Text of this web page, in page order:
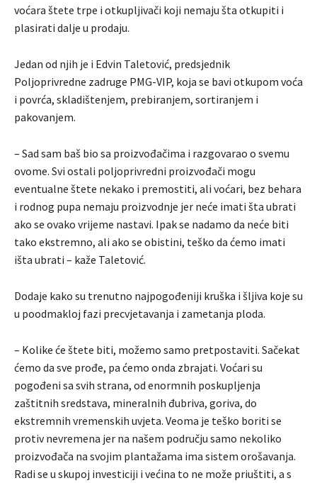
voćara štete trpe i otkupljivači koji nemaju šta otkupiti i
plasirati dalje u prodaju.
Jedan od njih je i Edvin Taletović, predsjednik
Poljoprivredne zadruge PMG-VIP, koja se bavi otkupom voća
i povrća, skladištenjem, prebiranjem, sortiranjem i
pakovanjem.
– Sad sam baš bio sa proizvođačima i razgovarao o svemu
ovome. Svi ostali poljoprivredni proizvođači mogu
eventualne štete nekako i premostiti, ali voćari, bez behara
i rodnog pupa nemaju proizvodnje jer neće imati šta ubrati
ako se ovako vrijeme nastavi. Ipak se nadamo da neće biti
tako ekstremno, ali ako se obistini, teško da ćemo imati
išta ubrati – kaže Taletović.
Dodaje kako su trenutno najpogođeniji kruška i šljiva koje su
u poodmakloj fazi precvjetavanja i zametanja ploda.
– Kolike će štete biti, možemo samo pretpostaviti. Sačekat
ćemo da sve prođe, pa ćemo onda zbrajati. Voćari su
pogođeni sa svih strana, od enormnih poskupljenja
zaštitnih sredstava, mineralnih đubriva, goriva, do
ekstremnih vremenskih uvjeta. Veoma je teško boriti se
protiv nevremena jer na našem području samo nekoliko
proizvođača na svojim plantažama ima sistem orošavanja.
Radi se u skupoj investiciji i većina to ne može priuštiti, a s